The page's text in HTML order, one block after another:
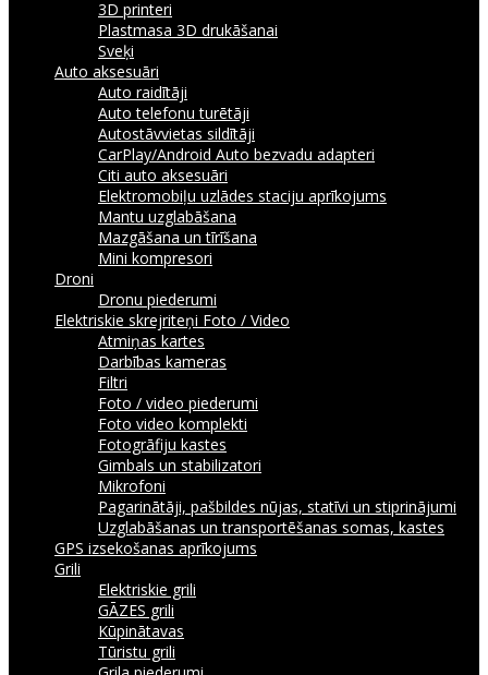
3D printeri
Plastmasa 3D drukāšanai
Sveķi
Auto aksesuāri
Auto raidītāji
Auto telefonu turētāji
Autostāvvietas sildītāji
CarPlay/Android Auto bezvadu adapteri
Citi auto aksesuāri
Elektromobiļu uzlādes staciju aprīkojums
Mantu uzglabāšana
Mazgāšana un tīrīšana
Mini kompresori
Droni
Dronu piederumi
Elektriskie skrejriteņi Foto / Video
Atmiņas kartes
Darbības kameras
Filtri
Foto / video piederumi
Foto video komplekti
Fotogrāfiju kastes
Gimbals un stabilizatori
Mikrofoni
Pagarinātāji, pašbildes nūjas, statīvi un stiprinājumi
Uzglabāšanas un transportēšanas somas, kastes
GPS izsekošanas aprīkojums
Grili
Elektriskie grili
GĀZES grili
Kūpinātavas
Tūristu grili